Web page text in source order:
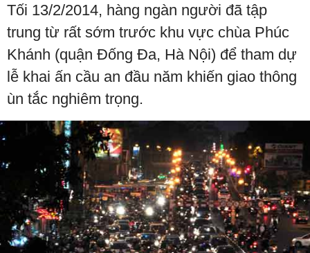
Tối 13/2/2014, hàng ngàn người đã tập
trung từ rất sớm trước khu vực chùa Phúc
Khánh (quận Đống Đa, Hà Nội) để tham dự
lễ khai ấn cầu an đầu năm khiến giao thông
ùn tắc nghiêm trọng.